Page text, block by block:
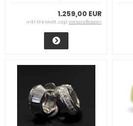
1.259,00 EUR
inkl. 19 % MwSt. zzgl.Versandkosten